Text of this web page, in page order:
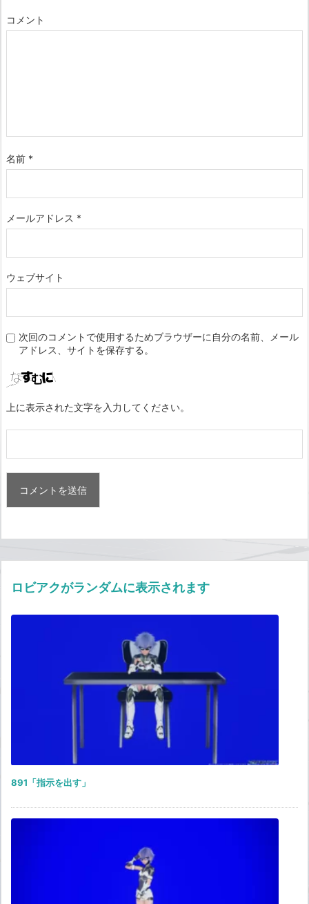
コメント
名前 *
メールアドレス *
ウェブサイト
次回のコメントで使用するためブラウザーに自分の名前、メール
アドレス、サイトを保存する。
上に表示された文字を入力してください。
ロビアクがランダムに表示されます
891「指示を出す」